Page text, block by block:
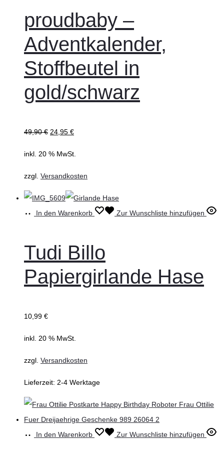
proudbaby –
Adventkalender,
Stoffbeutel in
gold/schwarz
49,90€ 24,95 €
inkl. 20 % MwSt.
zzgl. Versandkosten
In den Warenkorb Zur Wunschliste hinzufügen
Tudi Billo
Papiergirlande Hase
10,99 €
inkl. 20 % MwSt.
zzgl. Versandkosten
Lieferzeit: 2-4 Werktage
In den Warenkorb Zur Wunschliste hinzufügen